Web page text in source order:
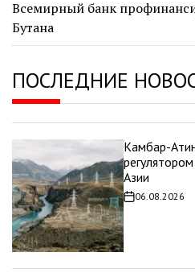
Всемирный банк
Бутана
ПОСЛЕДНИЕ
Камбар-
Азии
Дата
записи
06.08.2026